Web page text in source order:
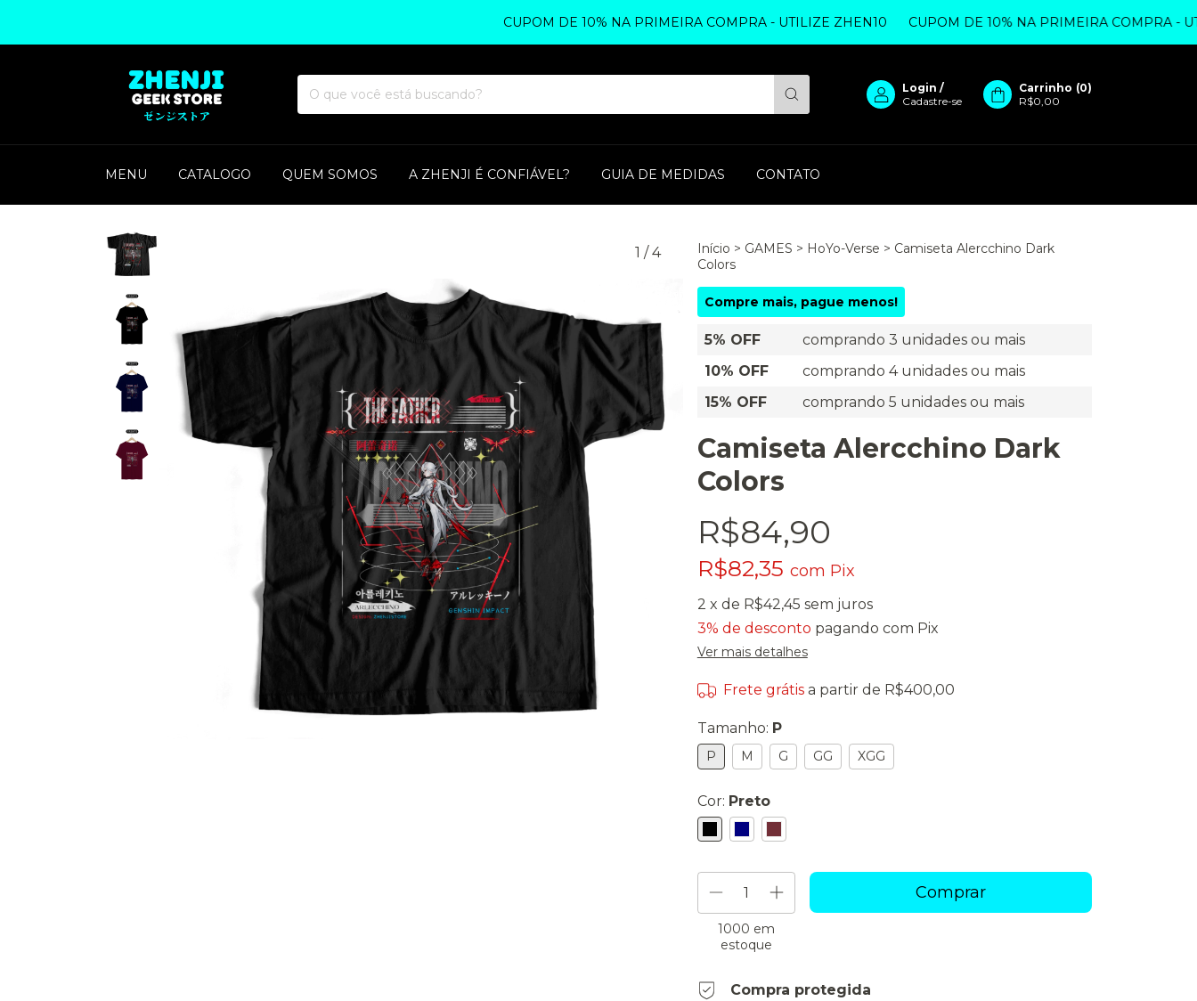
CUPOM DE 10% NA PRIMEIRA COMPRA - UTILIZE ZHEN10 CUPOM DE 10% NA PRIMEIRA COMPRA -
Login /
Cadastre-se
Carrinho (0)
R$0,00
MENU CATALOGO QUEM SOMOS A ZHENJI É CONFIÁVEL? GUIA DE MEDIDAS CONTATO
1 /4 Início > GAMES > HoYo-Verse > Camiseta Alercchino Dark
Colors
Compre mais, pague menos!
5% OFF
comprando 3 unidades ou mais
10% OFF
comprando 4 unidades ou mais
15% OFF
comprando 5 unidades ou mais
Camiseta Alercchino Dark
Colors
R$84,90
R$82,35 com Pix
2 x de R$42,45 sem juros
3% de desconto pagando com Pix
Ver mais detalhes
Frete grátis a partir de R$400,00
Tamanho: P
P M G GG XGG
Cor: Preto
1000 em
estoque
Compra protegida